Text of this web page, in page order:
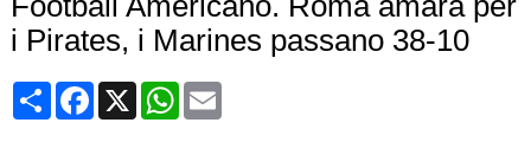
i Pirates, i Marines passano 38-10
CondividiFacebook
X WhatsApp
Email